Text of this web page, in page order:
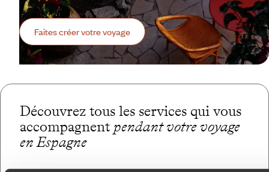
Faites créer votre voyage
Découvrez tous les services qui vous
accompagnent pendant votre voyage
en Espagne